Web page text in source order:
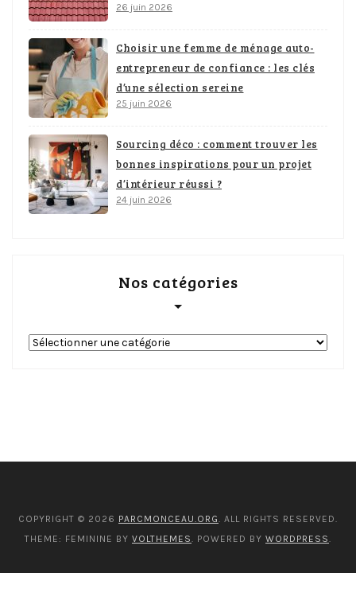
26 juin 2026
Choisir une femme de ménage auto-
entrepreneur de confiance : les clés
d’une sélection sereine
25 juin 2026
Sourcing déco : comment trouver les
bonnes inspirations pour un projet
d’intérieur réussi ?
24 juin 2026
Nos catégories
COPYRIGHT © 2026 PARCMONCEAU.ORG. ALL RIGHTS RESERVED.
THEME: FEMININE BY VOLTHEMES. POWERED BY WORDPRESS.